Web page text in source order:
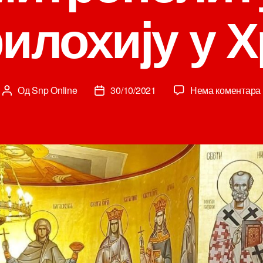
у
Аутор
ОдSnp Online
Датум
30/10/2021 Нема коментара